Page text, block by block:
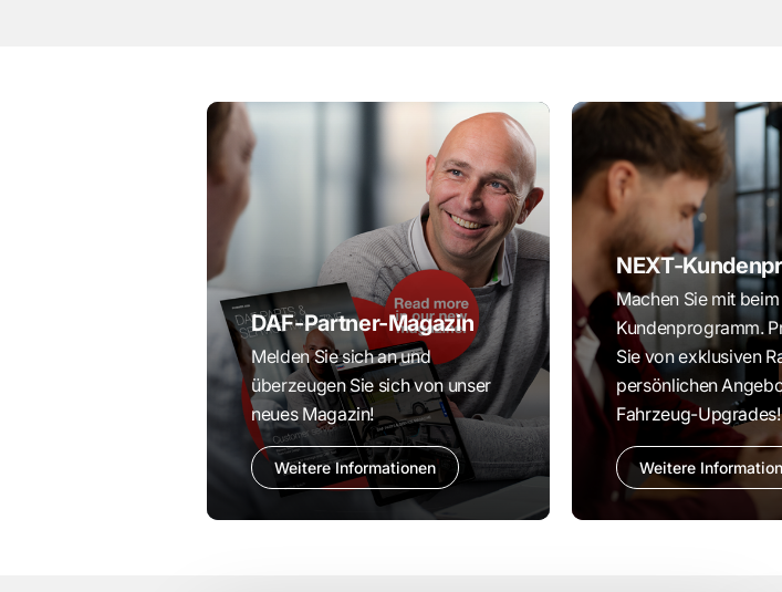
DAF-Partner-Magazin
Melden Sie sich an und
überzeugen Sie sich von unser
neues Magazin!
Weitere Informationen
NEXT-
Machen Sie mit
Kundenprogramm.
Sie von exklusiven
persönlichen
Fahrzeug-Upgrades!
Weitere